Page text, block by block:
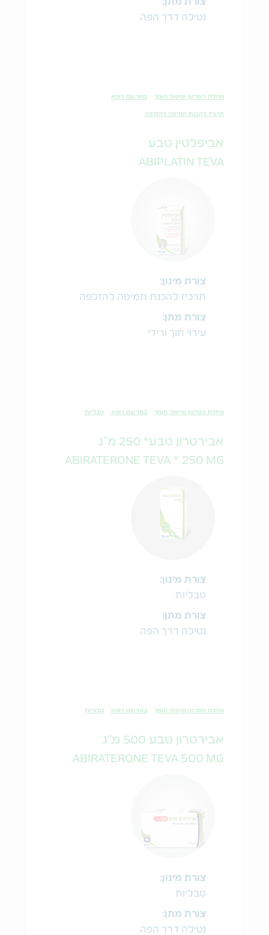
נטילה דרך הפה
מחלת הסרטן וטיפול תומך במרשם רופא
תרכיז להכנת תמיסה להזלפה
אביפלטין טבע
ABIPLATIN TEVA
צורת מינון:
תרכיז להכנת תמיסה להזלפה
צורת מתן:
עירוי תוך ורידי
מחלת הסרטן וטיפול תומך במרשם רופא טבליות
אבירטרון טבע® 250 מ"ג
ABIRATERONE TEVA ® 250 MG
צורת מינון:
טבליות
צורת מתן:
נטילה דרך הפה
מחלת הסרטן וטיפול תומך במרשם רופא טבליות
אבירטרון טבע 500 מ"ג
ABIRATERONE TEVA 500 MG
צורת מינון:
טבליות
צורת מתן:
נטילה דרך הפה